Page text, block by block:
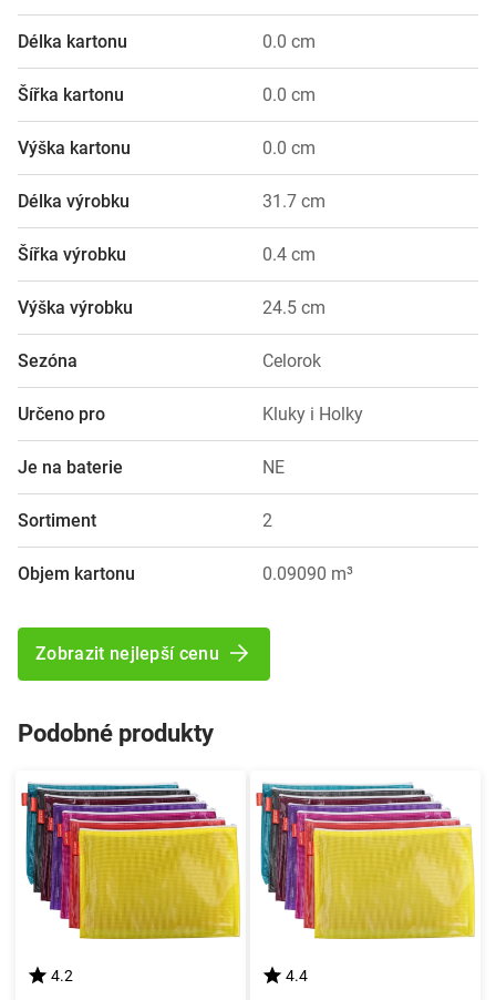
Délka kartonu 0.0 cm
Šířka kartonu 0.0 cm
Výška kartonu 0.0 cm
Délka výrobku 31.7 cm
Šířka výrobku 0.4 cm
Výška výrobku 24.5 cm
Sezóna Celorok
Určeno pro Kluky i Holky
Je na baterie NE
Sortiment 2
Objem kartonu 0.09090 m³
Zobrazit nejlepší cenu
Podobné produkty
4.2 4.4